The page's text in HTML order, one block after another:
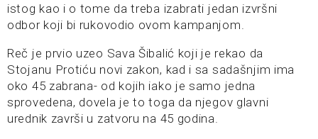
istog kao i o tome da treba izabrati jedan izvršni
odbor koji bi rukovodio ovom kampanjom.
Reč je prvio uzeo Sava Šibalić koji je rekao da
Stojanu Protiću novi zakon, kad i sa sadašnjim ima
oko 45 zabrana- od kojih iako je samo jedna
sprovedena, dovela je to toga da njegov glavni
urednik završi u zatvoru na 45 godina.